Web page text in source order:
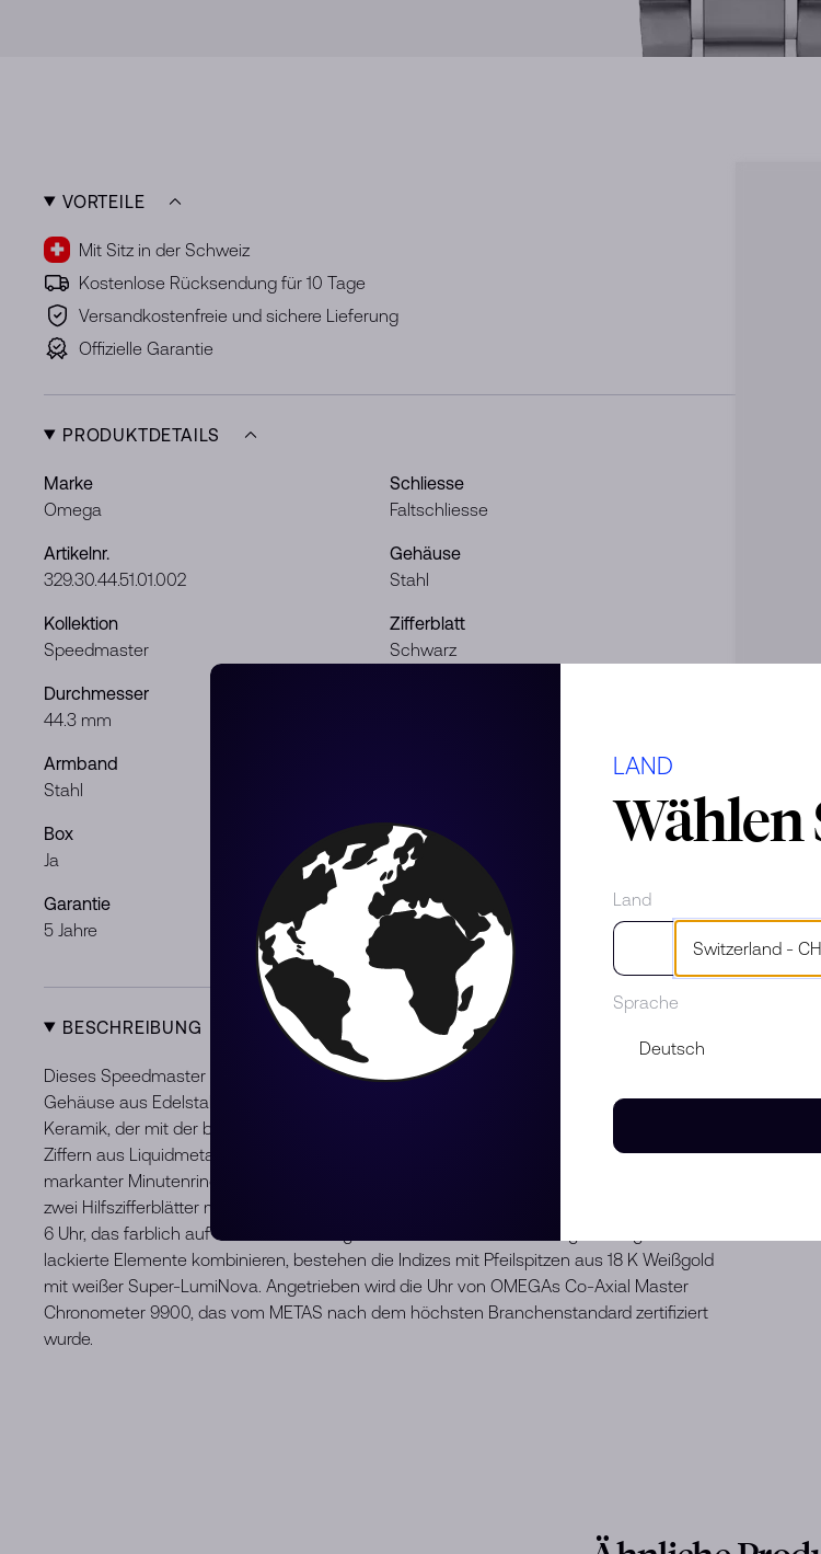
VORTEILE
Mit Sitz in der Schweiz
Kostenlose Rücksendung für 10 Tage
Versandkostenfreie und sichere Lieferung
Offizielle Garantie
PRODUKTDETAILS
Marke
Omega
Schliesse
Faltschliesse
Artikelnr.
329.30.44.51.01.002
Gehäuse
Stahl
Kollektion
Speedmaster
Zifferblatt
Schwarz
Durchmesser
44.3 mm
Armband
Stahl
Box
Ja
Dokumente
Ja
Garantie
5 Jahre
Zustand
BESCHREIBUNG
Dieses Speedmaster Racing Master Chronometer-Modell kennzeichnet ein 44,25-mm-
Gehäuse aus Edelstahl mit Edelstahlarmband und einem Lünettenring aus schwarzer
Keramik, der mit der berühmten Tachymeterskala mit orangefarbenem Schriftzug und
Ziffern aus Liquidmetal™ versehen ist. Auf dem mattschwarzen Zifferblatt findet sich ein
markanter Minutenring im „Racing“-Stil, dem die Uhr ihren Namen verdankt. Auch gibt es
zwei Hilfszifferblätter mit geschwärzten applizierten Ringen sowie ein Datumsfenster bei
6 Uhr, das farblich auf das Zifferblatt abgestimmt ist. Während die Zeiger orange und weiß
lackierte Elemente kombinieren, bestehen die Indizes mit Pfeilspitzen aus 18 K Weißgold
mit weißer Super-LumiNova. Angetrieben wird die Uhr von OMEGAs Co-Axial Master
Chronometer 9900, das vom METAS nach dem höchsten Branchenstandard zertifiziert
wurde.
LAND
Wählen
Land
Sprache